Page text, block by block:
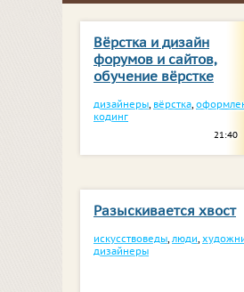
Вёрстка и дизайн
форумов и сайтов,
обучение вёрстке
дизайнеры, вёрстка,
кодинг
21:40
Разыскивается хвост
искусствоведы, люди,
дизайнеры